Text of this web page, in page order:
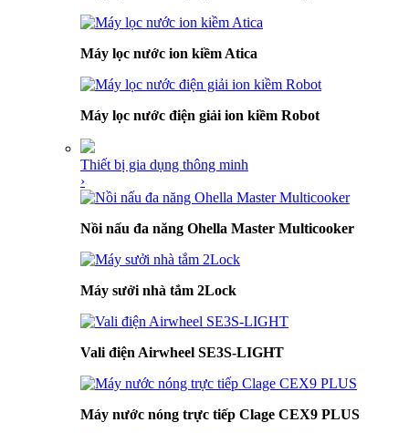
Máy lọc nước ion kiềm Atica
Máy lọc nước điện giải ion kiềm Robot
Thiết bị gia dụng thông minh
›
Nồi nấu đa năng Ohella Master Multicooker
Máy sưởi nhà tắm 2Lock
Vali điện Airwheel SE3S-LIGHT
Máy nước nóng trực tiếp Clage CEX9 PLUS